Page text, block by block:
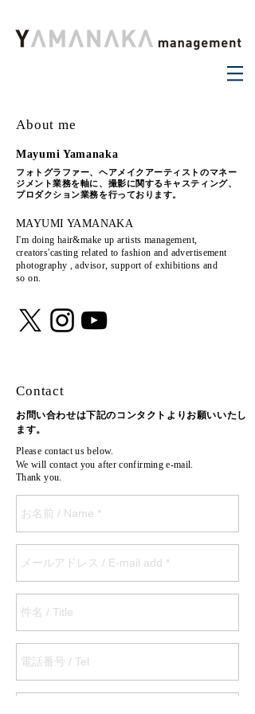
About me
Mayumi Yamanaka
フォトグラファー、ヘアメイクアーティストのマネー
ジメント業務を軸に、 撮影に関するキャスティング、
プロダクション業務を行っております。
MAYUMI YAMANAKA
I'm doing hair&make up artists management,
creators'casting related to fashion and advertisement
photography , advisor, support of exhibitions and
so on.
Contact
お問い合わせは下記のコンタクトよりお願いいたし
ます。
Please contact us below.
We will contact you after confirming e-mail.
Thank you.